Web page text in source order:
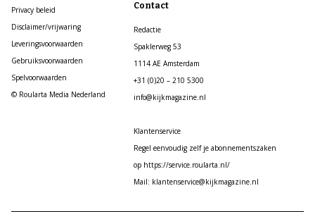
Privacy beleid
Disclaimer/vrijwaring
Leveringsvoorwaarden
Gebruiksvoorwaarden
Spelvoorwaarden
© Roularta Media Nederland
Contact
Redactie
Spaklerweg 53
1114 AE Amsterdam
+31 (0)20 – 210 5300
info@kijkmagazine.nl
Klantenservice
Regel eenvoudig zelf je abonnementszaken
op https://service.roularta.nl/
Mail: klantenservice@kijkmagazine.nl